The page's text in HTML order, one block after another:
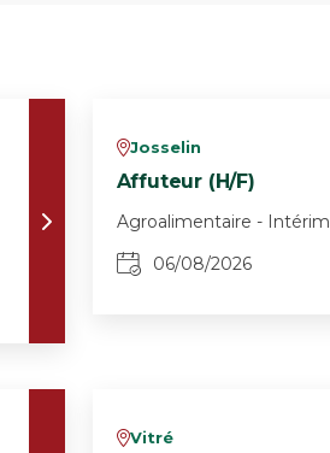
vJosselin
Affuteur (H/F)
Agroalimentaire - Intérim
06/08/2026
vVitré